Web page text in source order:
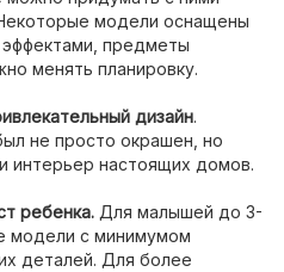
модели оснащены
предметы
менять планировку.
дизайн.
не просто окрашен, но
интерьер настоящих домов.
ребенка. Для малышей до 3-
модели с минимумом
деталей. Для более